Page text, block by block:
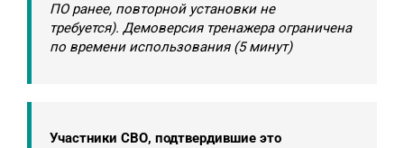
ПО ранее, повторной установки не
требуется). Демоверсия тренажера ограничена
по времени использования (5 минут)
Участники СВО, подтвердившие это